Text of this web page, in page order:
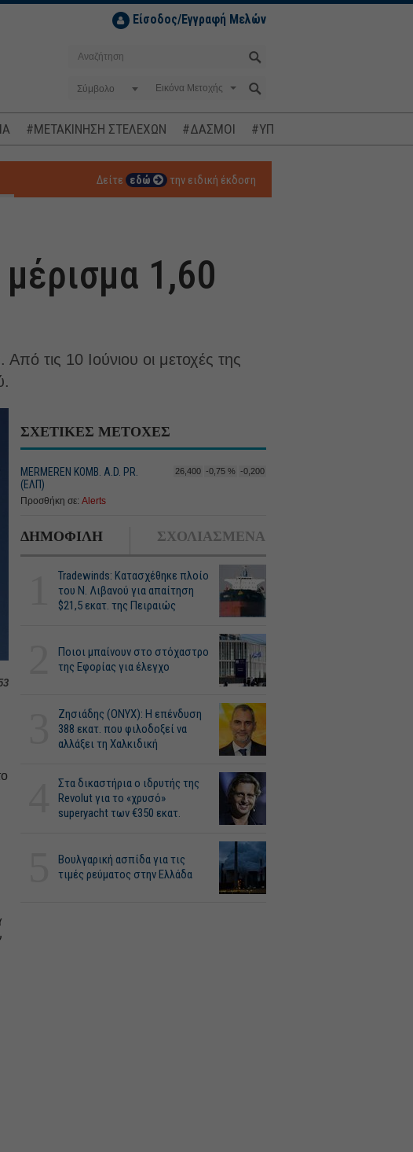
Είσοδος/Εγγραφή Μελών
Σύμβολο
#ΜΕΤΑΚΙΝΗΣΗ ΣΤΕΛΕΧΩΝ #ΔΑΣΜΟΙ #ΥΠΟΚΛΟΠΕΣ
Δείτε εδώ την ειδική έκδοση
1,60
τις 10 Ιούνιου οι μετοχές της
ΣΧΕΤΙΚΕΣ ΜΕΤΟΧΕΣ
MERMEREN KOMB. A.D. PR.
(ΕΛΠ)
26,400 -0,75 % -0,200
Προσθήκη σε: Alerts
ΔΗΜΟΦΙΛΗ ΣΧΟΛΙΑΣΜΕΝΑ
Tradewinds: Κατασχέθηκε πλοίο
του Ν. Λιβανού για απαίτηση
$21,5 εκατ. της Πειραιώς
Ποιοι μπαίνουν στο στόχαστρο
της Εφορίας για έλεγχο
Ζησιάδης (ONYX): Η επένδυση
388 εκατ. που φιλοδοξεί να
αλλάξει τη Χαλκιδική
Στα δικαστήρια ο ιδρυτής της
Revolut για το «χρυσό»
superyacht των €350 εκατ.
Βουλγαρική ασπίδα για τις
τιμές ρεύματος στην Ελλάδα